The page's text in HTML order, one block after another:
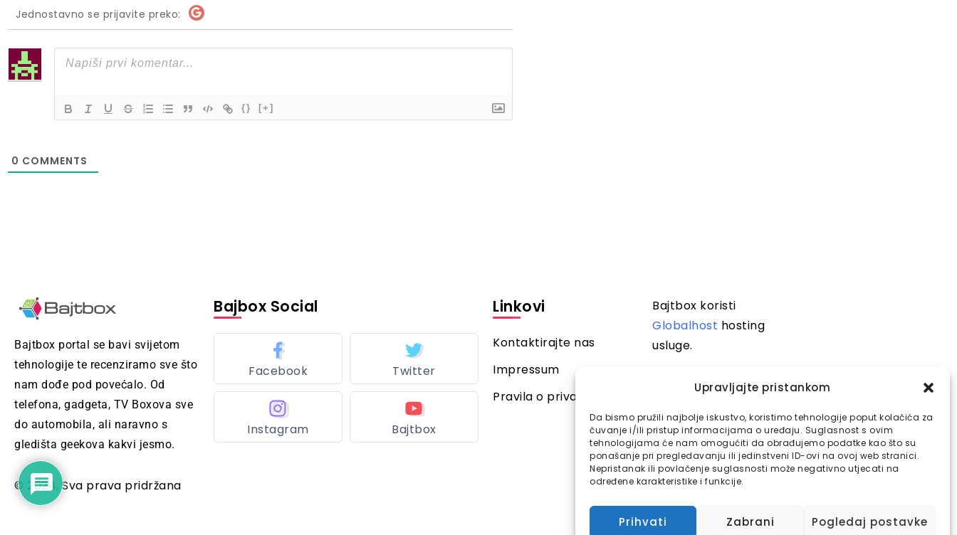
Upravljajte pristankom
Da bismo pružili najbolje iskustvo, koristimo tehnologije poput kolačića za
čuvanje i/ili pristup informacijama o uređaju. Suglasnost s ovim
tehnologijama će nam omogućiti da obrađujemo podatke kao što su
ponašanje pri pregledavanju ili jedinstveni ID-ovi na ovoj web stranici.
Nepristanak ili povlačenje suglasnosti može negativno utjecati na
određene karakteristike i funkcije.
Prihvati Zabrani Pogledaj postavke
Jednostavno se prijavite preko:
{} [+]
0 COMMENTS
Bajtbox portal se bavi svijetom
tehnologije te recenziramo sve što
nam dođe pod povećalo. Od
telefona, gadgeta, TV Boxova sve
do automobila, ali naravno s
gledišta geekova kakvi jesmo.
© 2024, Sva prava pridržana
Bajbox Social
Facebook Twitter
Instagram Bajtbox
Linkovi
Kontaktirajte nas
Impressum
Pravila o privatnosti
Bajtbox koristi
Globalhost hosting
usluge.